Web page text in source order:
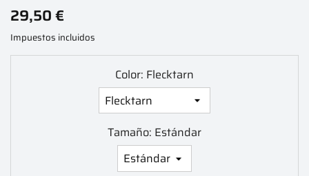
29,50 €
Impuestos incluidos
Color: Flecktarn
Tamaño: Estándar